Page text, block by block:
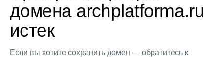
домена archplatforma.ru
истек
Если вы хотите сохранить домен — обратитесь к